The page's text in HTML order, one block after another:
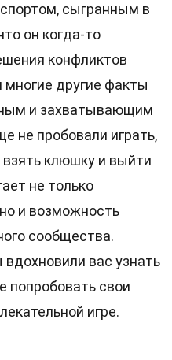
сыгранным в
он когда-то
конфликтов
другие факты
и захватывающим
не пробовали играть,
клюшку и выйти
не только
и возможность
сообщества.
вас узнать
попробовать свои
игре.